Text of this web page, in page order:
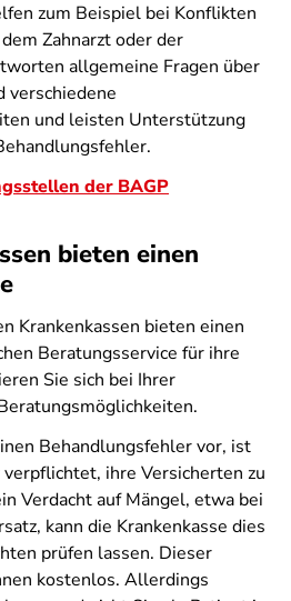
zum Beispiel bei Konflikten
Zahnarzt oder der
allgemeine Fragen über
verschiedene
und leisten Unterstützung
der BAGP
bieten einen
Krankenkassen bieten einen
Beratungsservice für ihre
Sie sich bei Ihrer
Behandlungsfehler vor, ist
ihre Versicherten zu
Verdacht auf Mängel, etwa bei
kann die Krankenkasse dies
prüfen lassen. Dieser
kostenlos. Allerdings